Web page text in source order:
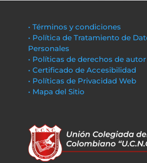
• Términos y condiciones
• Política de Tratamiento de
Personales
• Políticas de derechos de autor
• Certificado de Accesibilidad
• Políticas de Privacidad Web
• Mapa del Sitio